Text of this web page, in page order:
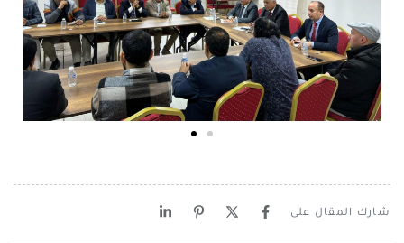
شارك المقال على